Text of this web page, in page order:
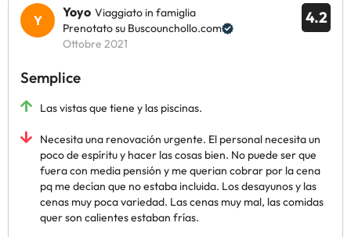
4.2
Yoyo Viaggiato in famiglia
Prenotato su Buscounchollo.com
Ottobre 2021
Semplice
Las vistas que tiene y las piscinas.
Necesita una renovación urgente. El personal necesita un
poco de espíritu y hacer las cosas bien. No puede ser que
fuera con media pensión y me querian cobrar por la cena
pq me decían que no estaba incluida. Los desayunos y las
cenas muy poca variedad. Las cenas muy mal, las comidas
quer son calientes estaban frías.